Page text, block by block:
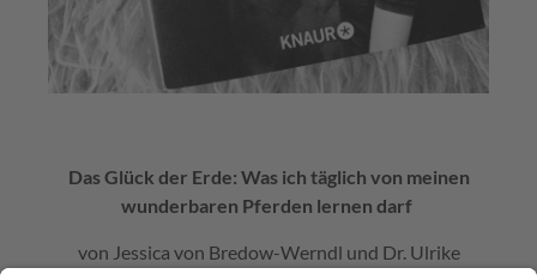
Das Glück der Erde: Was ich täglich von meinen
wunderbaren Pferden lernen darf
von Jessica von Bredow-Werndl und Dr. Ulrike